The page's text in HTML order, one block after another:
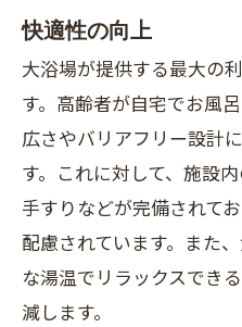
快適性の向上
大浴場が提供する最大の
す。高齢者が自宅でお風
広さやバリアフリー設計
す。これに対して、施設
手すりなどが完備されて
配慮されています。また
な湯温でリラックスでき
減します。